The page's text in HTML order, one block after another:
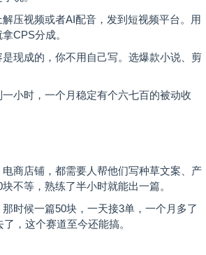
压视频或者AI配音，发到短视频平台。用
CPS分成。
现成的，你不用自己写。选爆款小说、剪
小时，一个月稳定有个六七百的被动收
商店铺，都需要人帮他们写种草文案、产
不等，熟练了半小时就能出一篇。
时候一篇50块，一天接3单，一个月多了
，这个赛道至今还能搞。